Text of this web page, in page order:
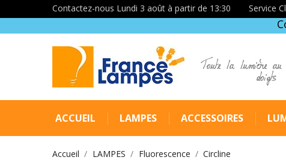
Contactez-nous Lundi 3 août à partir de 13:30 Service
Toute la lumière au
doigts
ACCUEIL LAMPES ACCESSOIRES
Accueil LAMPES Fluorescence Circline